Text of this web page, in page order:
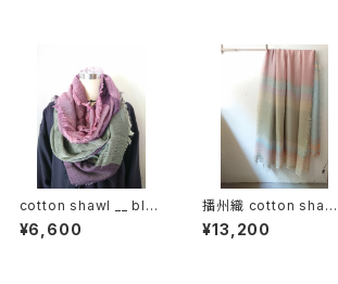
cotton shawl __ blo
ck 220
¥6,600
播州織 cotton shawl
__ border220-120 薄
霞BG
¥13,200